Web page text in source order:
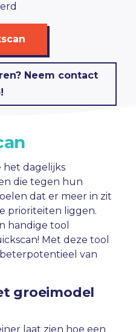
Neem contact
het dagelijks
die tegen hun
dat er meer in zit
prioriteiten liggen.
handige tool
Met deze tool
van
groeimodel
laat zien hoe een